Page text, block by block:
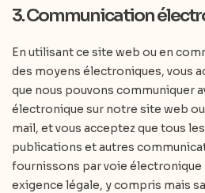
3. Communication
En utilisant ce site web ou en
des moyens électroniques, vous
que nous pouvons communiquer
électronique sur notre site web
mail, et vous acceptez que tous
publications et autres
fournissons par voie
exigence légale, y compris mais